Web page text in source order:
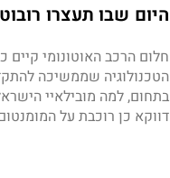
היום שבו תעצרו
חלום הרכב האוטונומי
הטכנולוגיה שממשיכה
בתחום, למה מובילאיי
דווקא כן רוכבת על